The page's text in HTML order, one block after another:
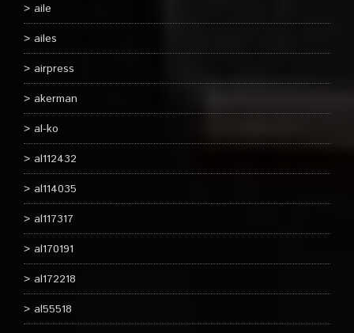
aile
ailes
airpress
akerman
al-ko
al112432
al114035
al117317
al170191
al172218
al55518